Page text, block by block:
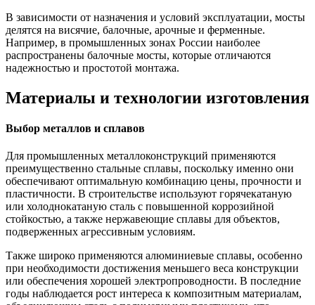
В зависимости от назначения и условий эксплуатации, мосты
делятся на висячие, балочные, арочные и ферменные.
Например, в промышленных зонах России наиболее
распространены балочные мосты, которые отличаются
надежностью и простотой монтажа.
Материалы и технологии изготовления
Выбор металлов и сплавов
Для промышленных металлоконструкций применяются
преимущественно стальные сплавы, поскольку именно они
обеспечивают оптимальную комбинацию цены, прочности и
пластичности. В строительстве используют горячекатаную
или холоднокатаную сталь с повышенной коррозийной
стойкостью, а также нержавеющие сплавы для объектов,
подверженных агрессивным условиям.
Также широко применяются алюминиевые сплавы, особенно
при необходимости достижения меньшего веса конструкции
или обеспечения хорошей электропроводности. В последние
годы наблюдается рост интереса к композитным материалам,